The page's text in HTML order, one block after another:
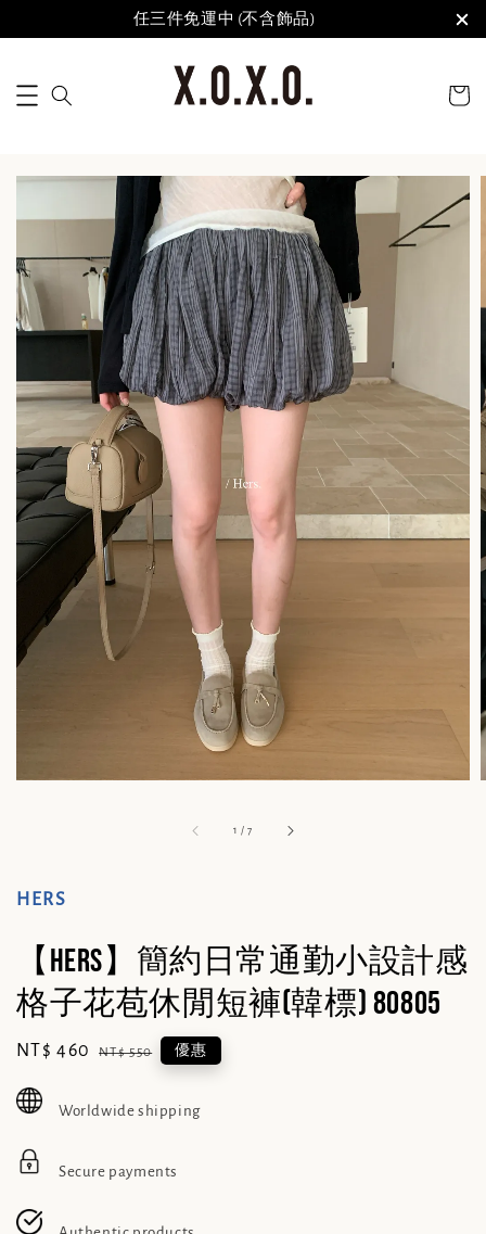
任三件免運中 (不含飾品)
1 /7
HERS
【Hers】簡約日常通勤小設計感
格子花苞休閒短褲(韓標) 80805
Sale
NT$ 460 Regular
NT$ 550 優惠
Worldwide shipping
Secure payments